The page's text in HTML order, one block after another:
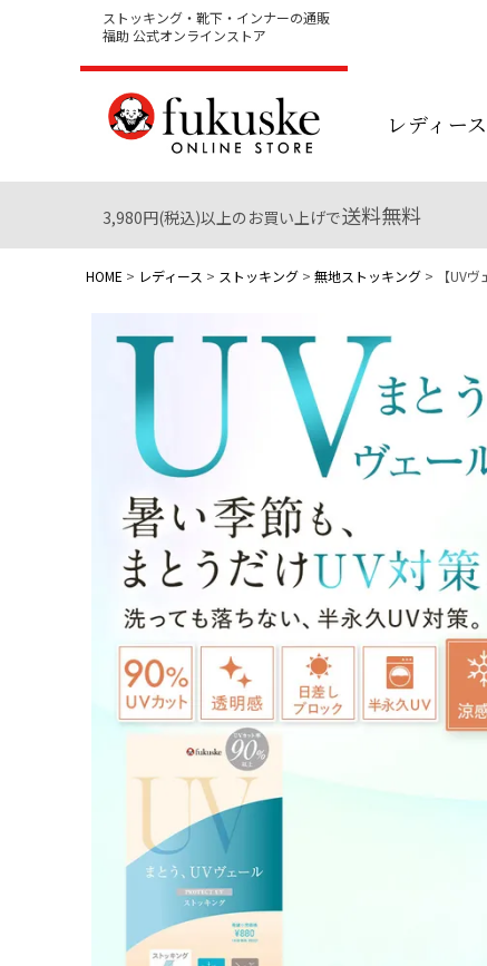
ストッキング・靴下・インナーの通販
福助 公式オンラインストア
レディース
3,980円(税込)以上のお買い上げで送料無料
HOME レディース ストッキング 無地ストッキング 【UV